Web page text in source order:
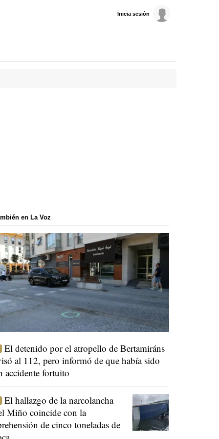
Inicia sesión
en La Voz
El detenido por el atropello de Bertamiráns
al 112, pero informó de que había sido
accidente fortuito
El hallazgo de la narcolancha
Miño coincide con la
de cinco toneladas de